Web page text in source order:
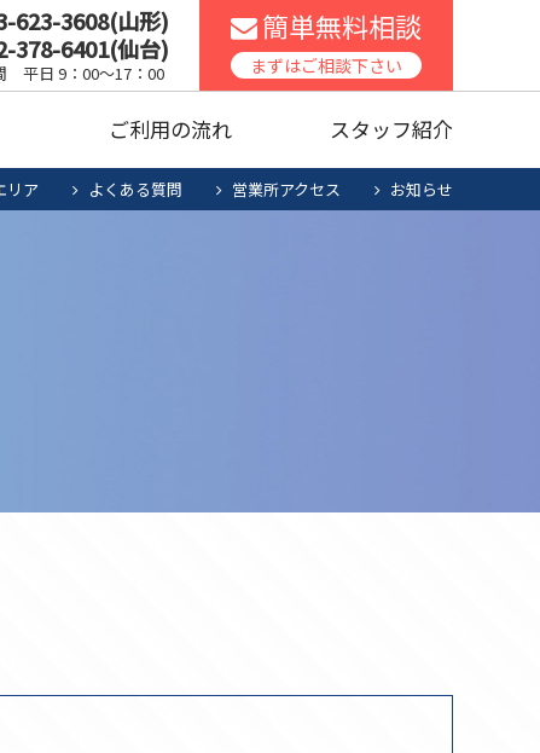
623-3608(山形)
378-6401(仙台)
平日 9：00～17：00
簡単無料相談
まずはご相談下さい
ご利用の流れ スタッフ紹介
リア よくある質問 営業所アクセス お知らせ
コンロ 家庭用エアコン
チンリフォーム
暖房機清掃・点検